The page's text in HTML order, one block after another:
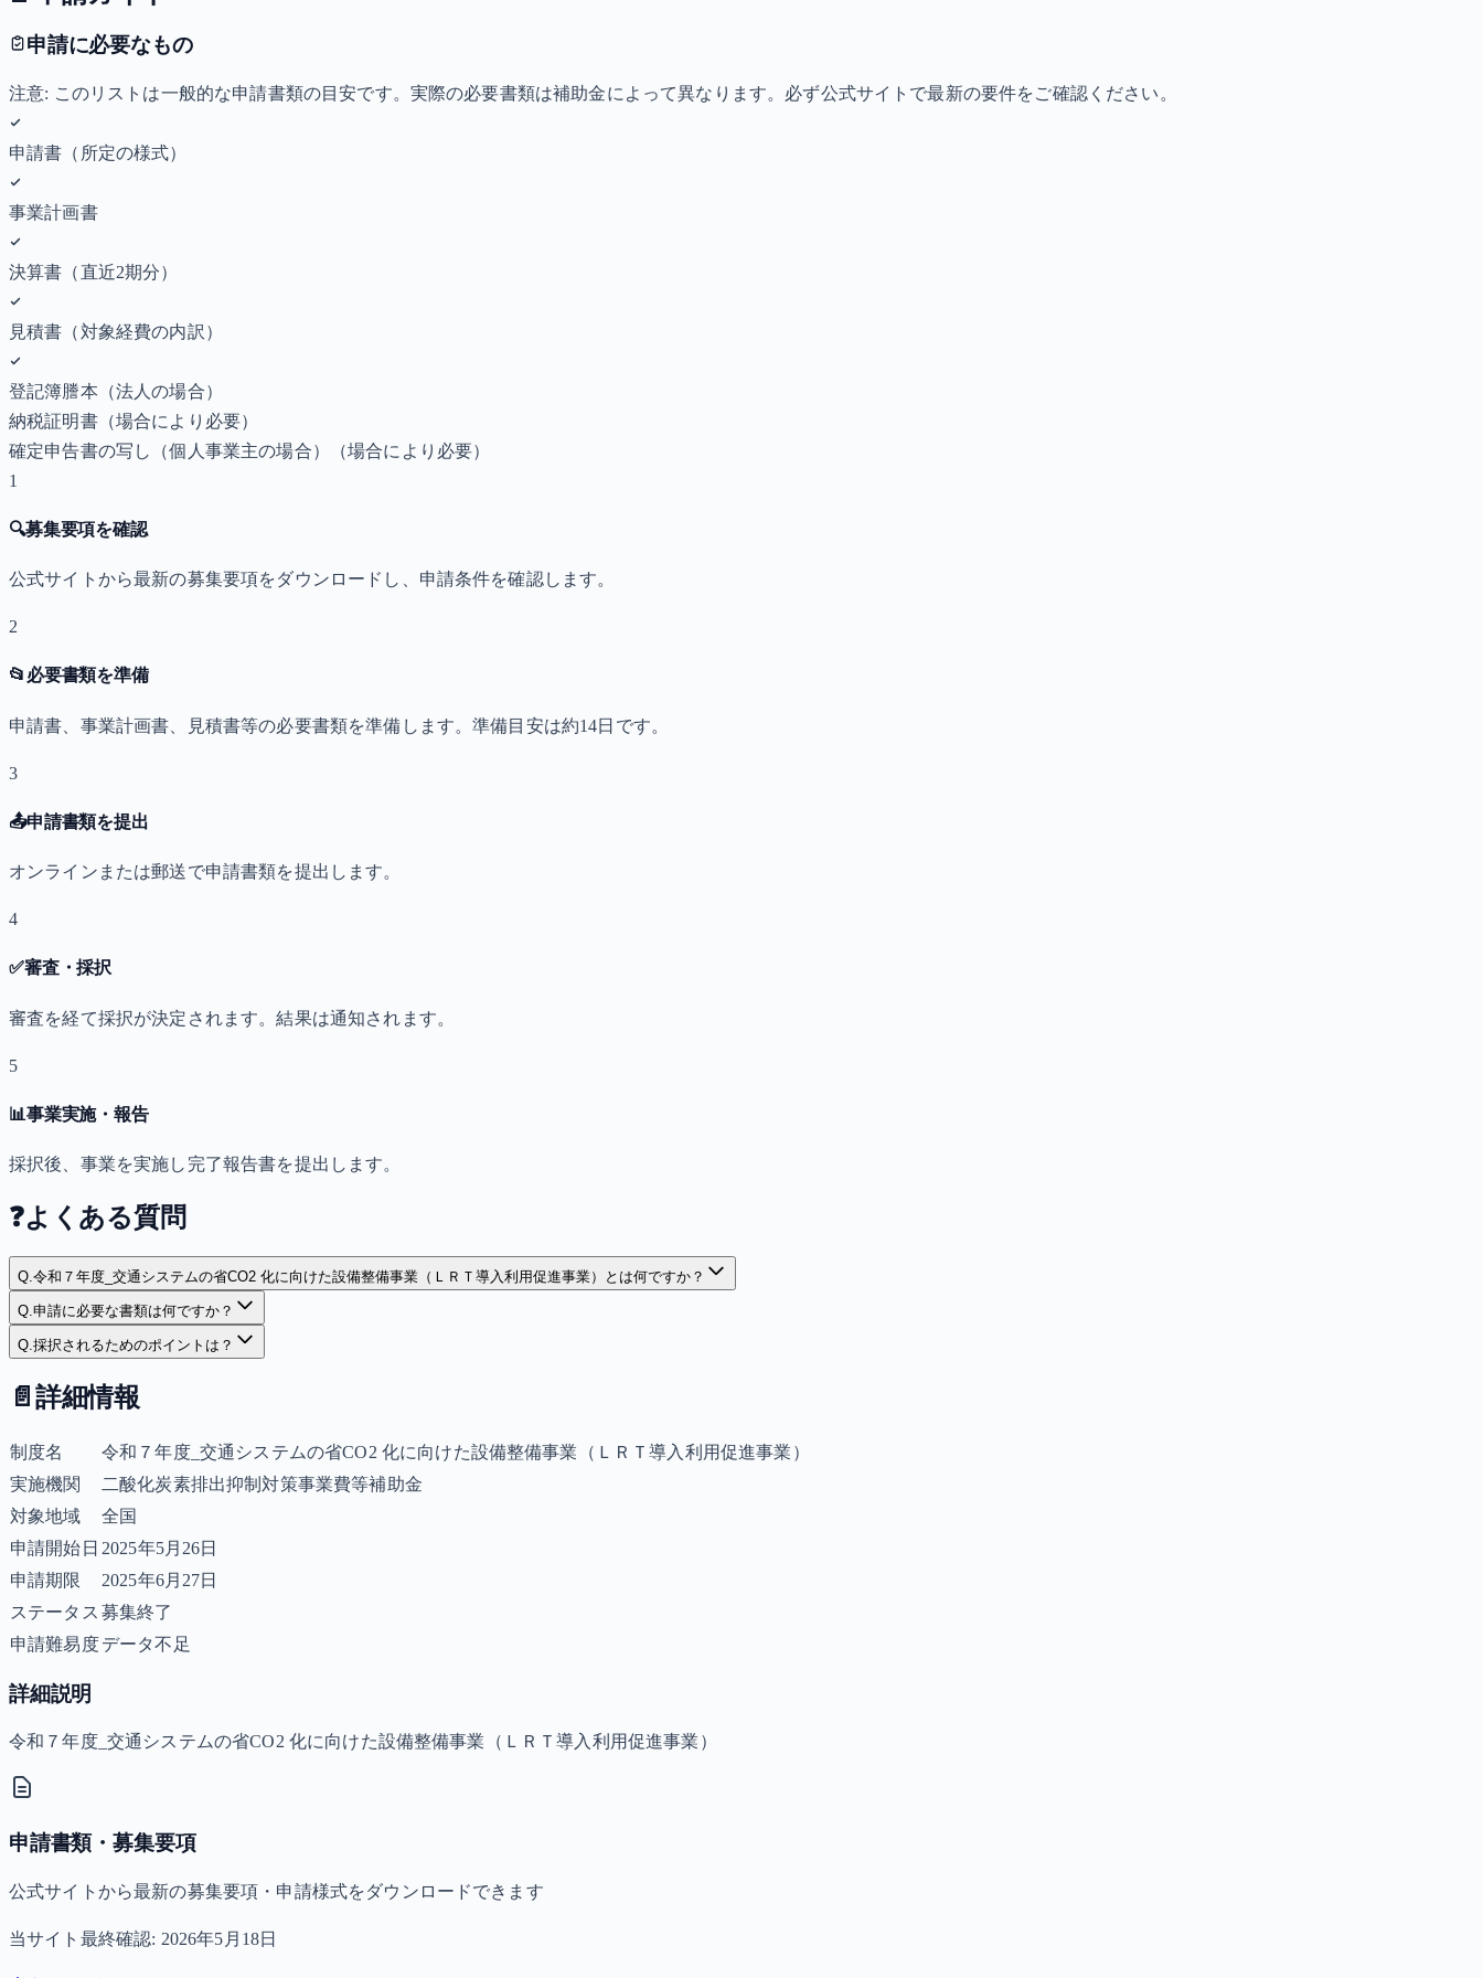
申請に必要なもの
注意: このリストは一般的な申請書類の目安です。実際の必要書類は補助金によって異なります。必ず公式サイトで最新の要件をご確認ください。
申請書（所定の様式）
事業計画書
決算書（直近2期分）
見積書（対象経費の内訳）
登記簿謄本（法人の場合）
納税証明書（場合により必要）
確定申告書の写し（個人事業主の場合）
（場合により必要）
1
🔍募集要項を確認
公式サイトから最新の募集要項をダウンロードし、申請条件を確認します。
2
📂 必要書類を準備
申請書、事業計画書、見積書等の必要書類を準備します。準備目安は約14日です。
3
📤申請書類を提出
オンラインまたは郵送で申請書類を提出します。
4
✅審査・採択
審査を経て採択が決定されます。結果は通知されます。
5
📊事業実施・報告
採択後、事業を実施し完了報告書を提出します。
❓よくある質問
Q.令和７年度_交通システムの省CO2 化に向けた設備整備事業（ＬＲＴ導入利用促進事業）とは何ですか？
Q.申請に必要な書類は何ですか？
Q.採択されるためのポイントは？
📄 詳細情報
制度名
令和７年度_交通システムの省CO2 化に向けた設備整備事業（ＬＲＴ導入利用促進事業）
実施機関
二酸化炭素排出抑制対策事業費等補助金
対象地域
全国
申請開始日 2025年5月26日
申請期限
2025年6月27日
ステータス 募集終了
申請難易度データ不足
詳細説明
令和７年度_交通システムの省CO2 化に向けた設備整備事業（ＬＲＴ導入利用促進事業）
申請書類・募集要項
公式サイトから最新の募集要項・申請様式をダウンロードできます
当サイト最終確認: 2026年5月18日